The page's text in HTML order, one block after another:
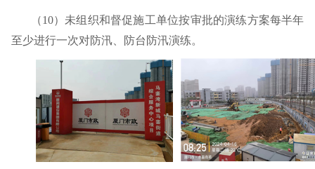
（10）未组织和督促施工单位按审批的演练方案每半年
至少进行一次对防汛、防台防汛演练。